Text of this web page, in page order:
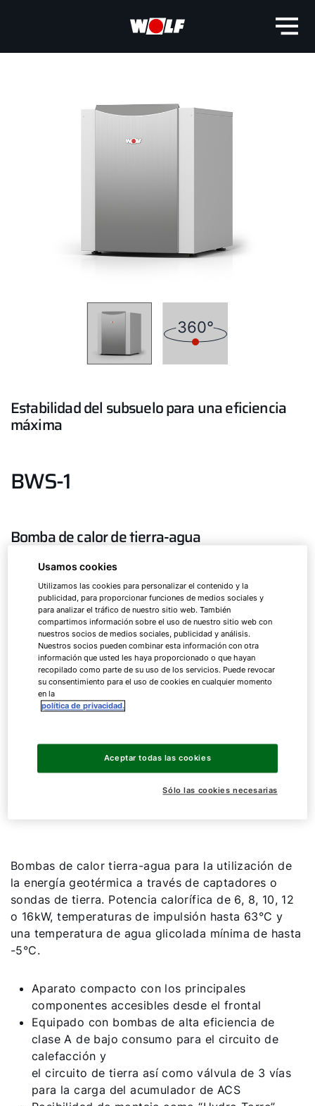
360°
Estabilidad del subsuelo para una eficiencia
máxima
BWS-1
Bomba de calor de tierra-agua
Bomba de calor de tierra-agua altamente eficiente
para instalaciones en interior
BWS-1
BWS-1
BWS-1
Mostrar todo
Bombas de calor tierra-agua para la utilización de
la energía geotérmica a través de captadores o
sondas de tierra. Potencia calorífica de 6, 8, 10, 12
o 16kW, temperaturas de impulsión hasta 63°C y
una temperatura de agua glicolada mínima de hasta
-5°C.
Aparato compacto con los principales
componentes accesibles desde el frontal
Equipado con bombas de alta eficiencia de
clase A de bajo consumo para el circuito de
calefacción y
el circuito de tierra así como válvula de 3 vías
para la carga del acumulador de ACS
Usamos cookies
Utilizamos las cookies para personalizar el contenido y la
publicidad, para proporcionar funciones de medios sociales y
para analizar el tráfico de nuestro sitio web. También
compartimos información sobre el uso de nuestro sitio web con
nuestros socios de medios sociales, publicidad y análisis.
Nuestros socios pueden combinar esta información con otra
información que usted les haya proporcionado o que hayan
recopilado como parte de su uso de los servicios. Puede revocar
su consentimiento para el uso de cookies en cualquier momento
en la
política de privacidad.
Sólo las cookies necesarias
Aceptar todas las cookies